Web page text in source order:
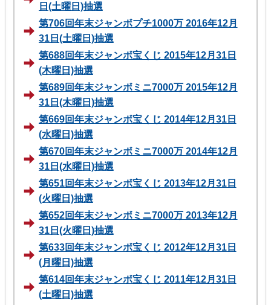
日(土曜日)抽選
第706回年末ジャンボプチ1000万 2016年12月
31日(土曜日)抽選
第688回年末ジャンボ宝くじ 2015年12月31日
(木曜日)抽選
第689回年末ジャンボミニ7000万 2015年12月
31日(木曜日)抽選
第669回年末ジャンボ宝くじ 2014年12月31日
(水曜日)抽選
第670回年末ジャンボミニ7000万 2014年12月
31日(水曜日)抽選
第651回年末ジャンボ宝くじ 2013年12月31日
(火曜日)抽選
第652回年末ジャンボミニ7000万 2013年12月
31日(火曜日)抽選
第633回年末ジャンボ宝くじ 2012年12月31日
(月曜日)抽選
第614回年末ジャンボ宝くじ 2011年12月31日
(土曜日)抽選